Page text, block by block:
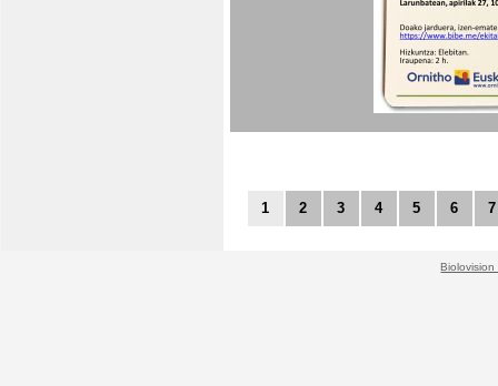
1 2 3 4 5 6 7
Biolovision